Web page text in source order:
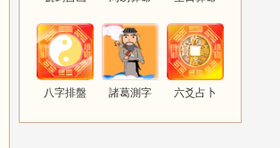
八字排盤 諸葛測字 六爻占卜